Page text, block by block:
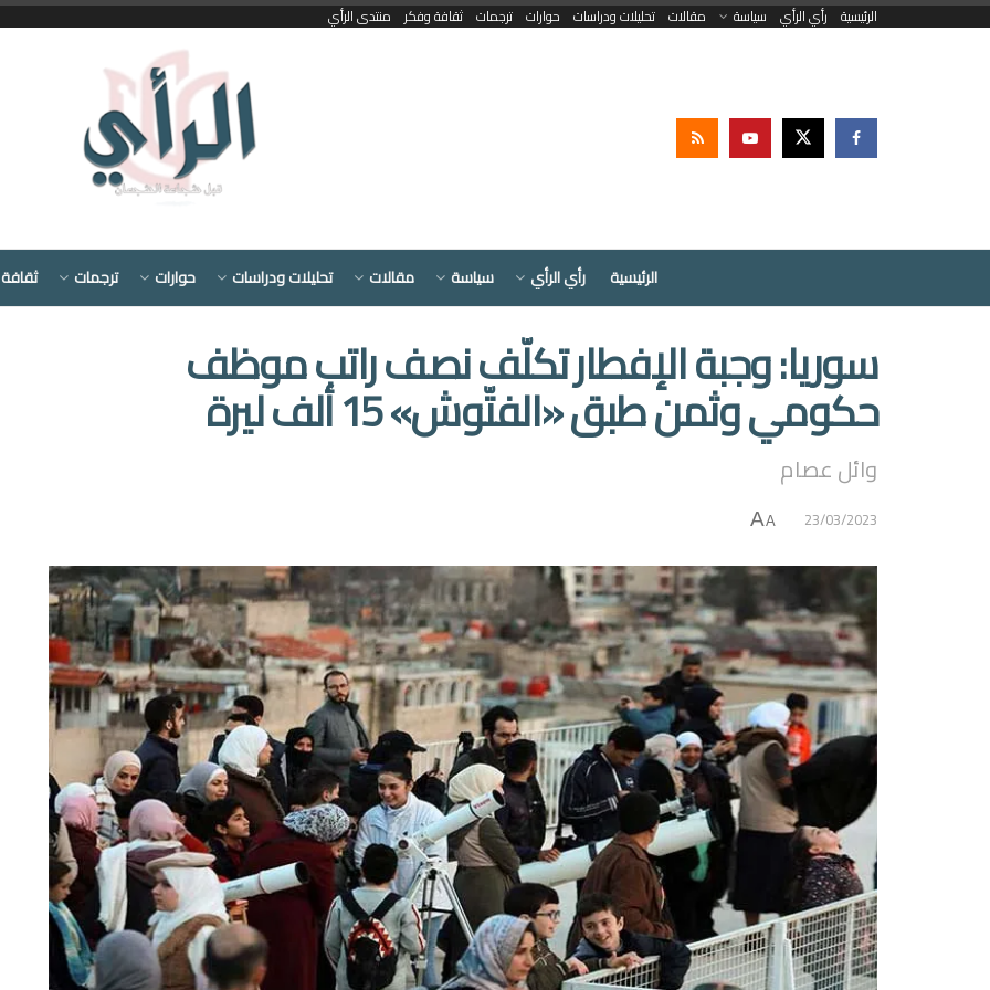
الرئيسية رأي الرأي سياسة مقالات تحليلات ودراسات حوارات ترجمات ثقافة وفكر منتدى الرأي
الرئيسية رأي الرأي سياسة مقالات تحليلات ودراسات حوارات ترجمات
سوريا: وجبة الإفطار تكلّف نصف راتب موظف
حكومي وثمن طبق «الفتّوش» 15 ألف ليرة
وائل عصام
23/03/2023
A
A